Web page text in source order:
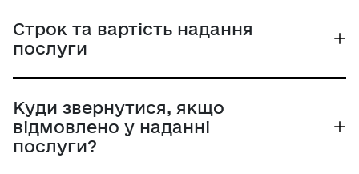
Строк та вартість надання
послуги
Куди звернутися, якщо
відмовлено у наданні
послуги?